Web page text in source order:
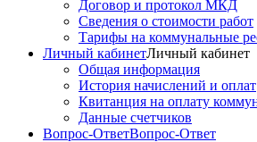
Договор и протокол МКД
Сведения о стоимости работ
Тарифы на коммунальные
Личный кабинетЛичный кабинет
Общая информация
История начислений и оплат
Квитанция на оплату
Данные счетчиков
Вопрос-ОтветВопрос-Ответ